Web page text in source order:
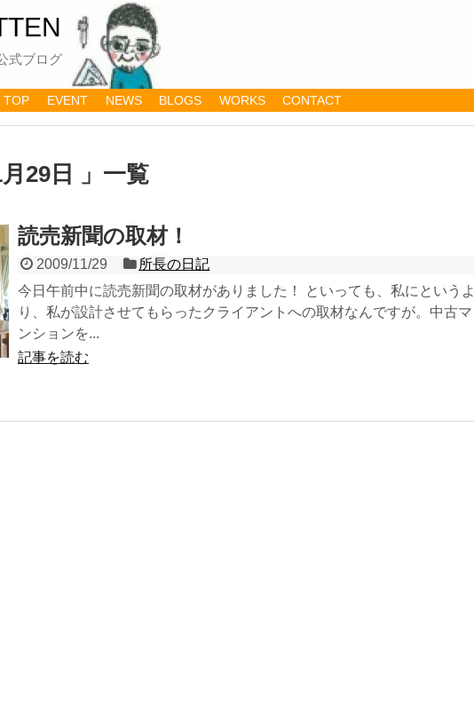
式ブログ
TOP EVENT NEWS BLOGS WORKS CONTACT
月29日 」一覧
読売新聞の取材！
2009/11/29
所長の日記
今日午前中に読売新聞の取材がありました！ といっても、私にというよ
り、私が設計させてもらったクライアントへの取材なんですが。中古マ
ンションを...
記事を読む